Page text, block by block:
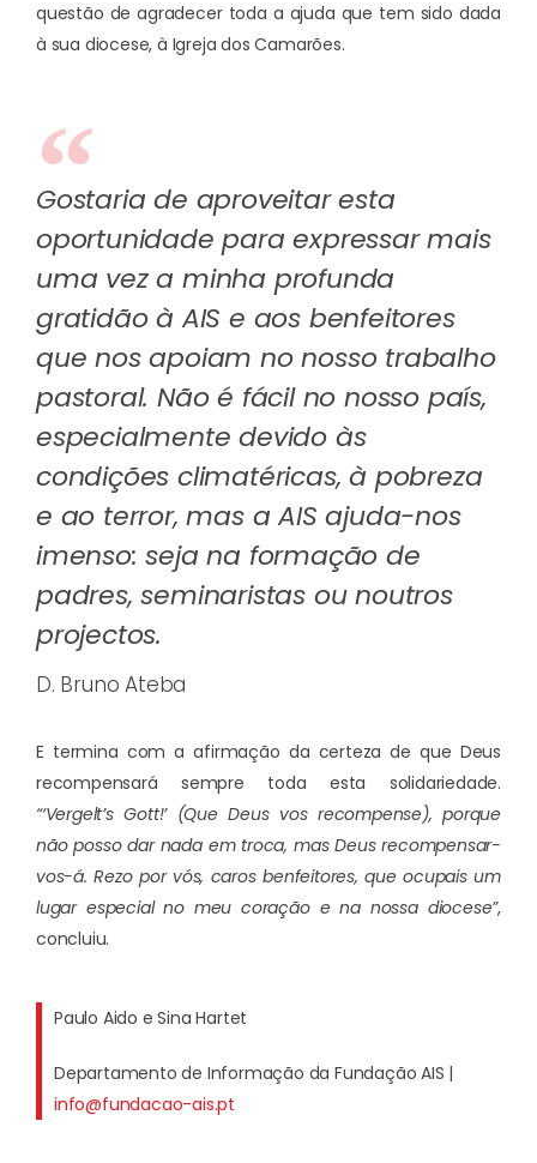
questão de agradecer toda a ajuda que tem sido dada
à sua diocese, à Igreja dos Camarões.
Gostaria de aproveitar esta
oportunidade para expressar mais
uma vez a minha profunda
gratidão à AIS e aos benfeitores
que nos apoiam no nosso trabalho
pastoral. Não é fácil no nosso país,
especialmente devido às
condições climatéricas, à pobreza
e ao terror, mas a AIS ajuda-nos
imenso: seja na formação de
padres, seminaristas ou noutros
projectos.
D. Bruno Ateba
E termina com a afirmação da certeza de que Deus
recompensará sempre toda esta solidariedade.
“‘Vergelt’s Gott!’ (Que Deus vos recompense), porque
não posso dar nada em troca, mas Deus recompensar-
vos-á. Rezo por vós, caros benfeitores, que ocupais um
lugar especial no meu coração e na nossa diocese”,
concluiu.
Paulo Aido e Sina Hartet
Departamento de Informação da Fundação AIS |
info@fundacao-ais.pt